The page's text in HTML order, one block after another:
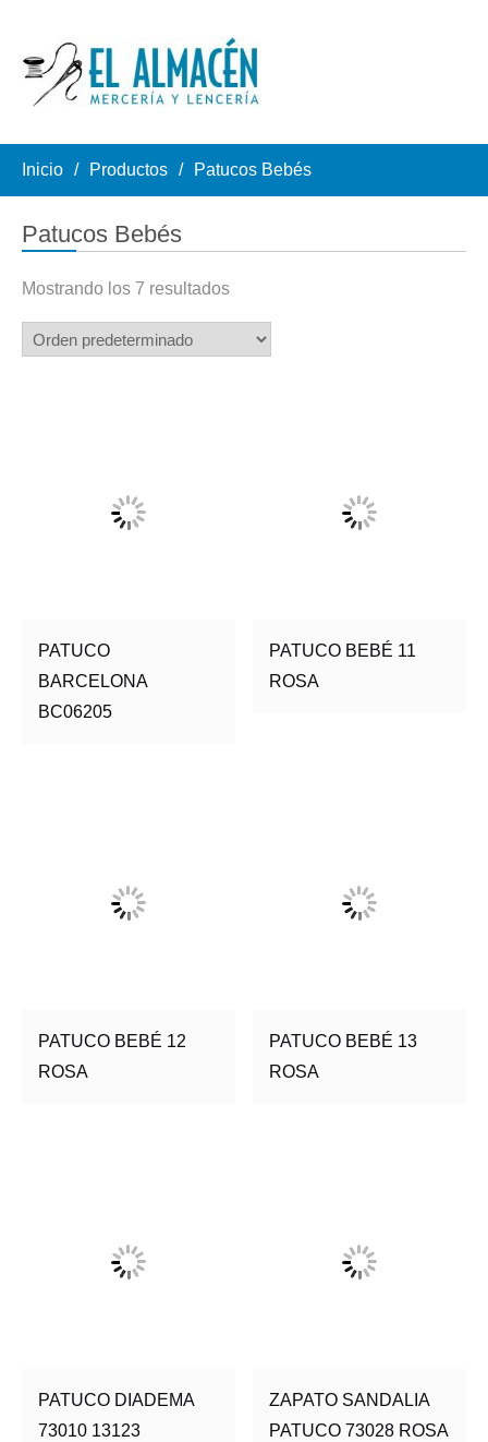
Inicio Productos Patucos Bebés
Patucos Bebés
Mostrando los 7 resultados
PATUCO
BARCELONA
BC06205
PATUCO BEBÉ 11
ROSA
PATUCO BEBÉ 12
ROSA
PATUCO BEBÉ 13
ROSA
PATUCO DIADEMA
73010 13123
ZAPATO SANDALIA
PATUCO 73028 ROSA